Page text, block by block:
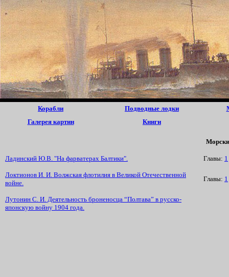
Корабли Подводные лодки
Галерея картин
Книги
Ладинский Ю.В. "На фарватерах Балтики". Главы: 1
Локтионов И. И. Волжская флотилия в Великой Отечественной
войне.
Главы: 1
Лутонин С. И. Деятельность броненосца “Полтава” в русско-
японскую войну 1904 года.